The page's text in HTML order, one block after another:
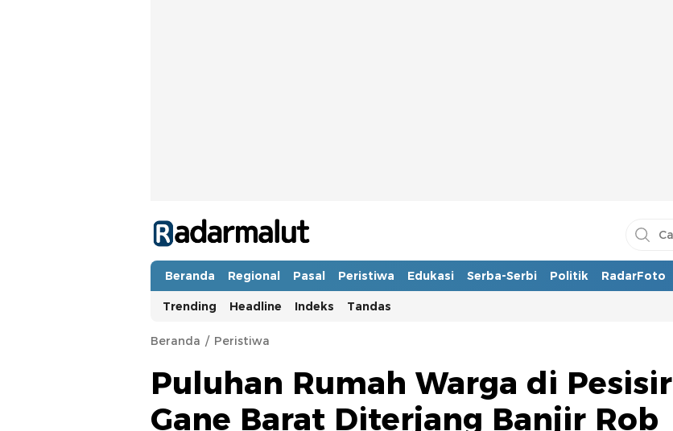
Radar Malut
Bacaan Nyindir
Beranda Regional Pasal Peristiwa Edukasi Serba-Serbi Politik RadarFoto
Trending Headline Indeks Tandas
Beranda Peristiwa
Puluhan Rumah Warga di Pesisir
Gane Barat Diterjang Banjir Rob